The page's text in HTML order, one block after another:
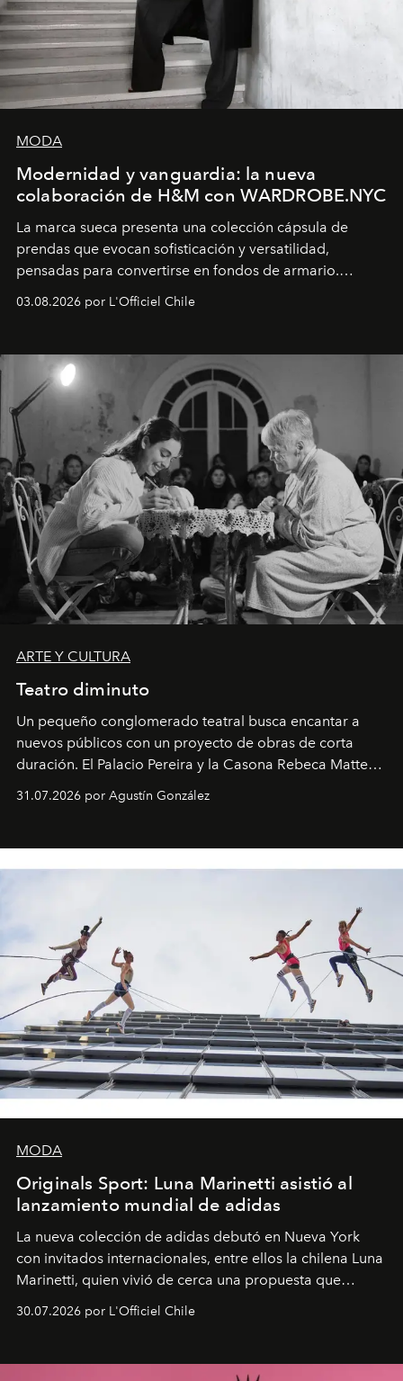
MODA
Modernidad y vanguardia: la nueva
colaboración de H&M con WARDROBE.NYC
La marca sueca presenta una colección cápsula de
prendas que evocan sofisticación y versatilidad,
pensadas para convertirse en fondos de armario.
Disponible en Chile desde el 6 de agosto.
03.08.2026 por L'Officiel Chile
ARTE Y CULTURA
Teatro diminuto
Un pequeño conglomerado teatral busca encantar a
nuevos públicos con un proyecto de obras de corta
duración. El Palacio Pereira y la Casona Rebeca Matte
son algunos de los lugares que han albergado estas
miniobras. Sus puestas en escena son limpias; ponen el
31.07.2026 por Agustín González
MODA
Originals Sport: Luna Marinetti asistió al
lanzamiento mundial de adidas
La nueva colección de adidas debutó en Nueva York
con invitados internacionales, entre ellos la chilena Luna
Marinetti, quien vivió de cerca una propuesta que
fusiona moda y rendimiento.
30.07.2026 por L'Officiel Chile